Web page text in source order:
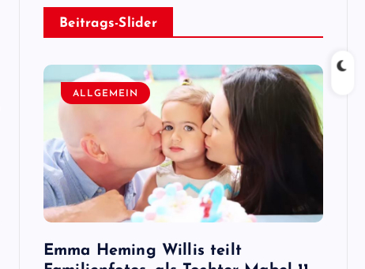
Beitrags-Slider
ALLGEMEIN
Emma Heming Willis teilt